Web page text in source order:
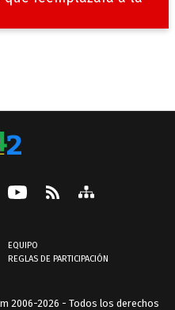
EQUIPO
REGLAS DE PARTICIPACIÓN
2006-2026 - Todos los derechos